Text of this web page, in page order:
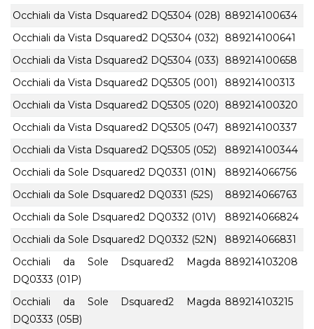
Occhiali da Vista Dsquared2 DQ5304 (028) 889214100634
Occhiali da Vista Dsquared2 DQ5304 (032)
889214100641
Occhiali da Vista Dsquared2 DQ5304 (033)
889214100658
Occhiali da Vista Dsquared2 DQ5305 (001)
889214100313
Occhiali da Vista Dsquared2 DQ5305 (020)
889214100320
Occhiali da Vista Dsquared2 DQ5305 (047)
889214100337
Occhiali da Vista Dsquared2 DQ5305 (052)
889214100344
Occhiali da Sole Dsquared2 DQ0331 (01N)
889214066756
Occhiali da Sole Dsquared2 DQ0331 (52S)
889214066763
Occhiali da Sole Dsquared2 DQ0332 (01V)
889214066824
Occhiali da Sole Dsquared2 DQ0332 (52N)
889214066831
Occhiali da Sole Dsquared2 Magda
DQ0333 (01P)
889214103208
Occhiali da Sole Dsquared2 Magda
DQ0333 (05B)
889214103215